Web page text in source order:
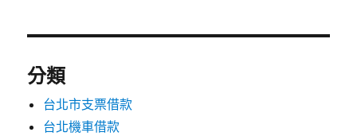
分類
台北市支票借款
台北機車借款